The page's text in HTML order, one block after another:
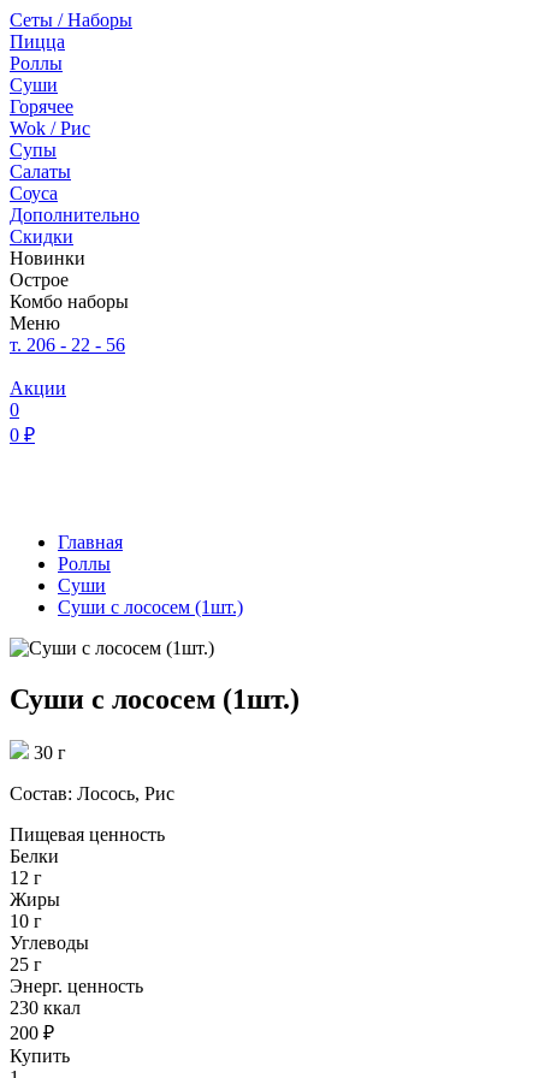
Сеты / Наборы
Пицца
Роллы
Суши
Горячее
Wok / Рис
Супы
Салаты
Соуса
Дополнительно
Скидки
Новинки
Острое
Комбо наборы
Меню
т. 206 - 22 - 56
Акции
0
0 ₽
Главная
Роллы
Суши
Суши с лососем (1шт.)
Суши с лососем (1шт.)
30 г
Состав: Лосось, Рис
Пищевая ценность
Белки
12 г
Жиры
10 г
Углеводы
25 г
Энерг. ценность
230 ккал
200 ₽
Купить